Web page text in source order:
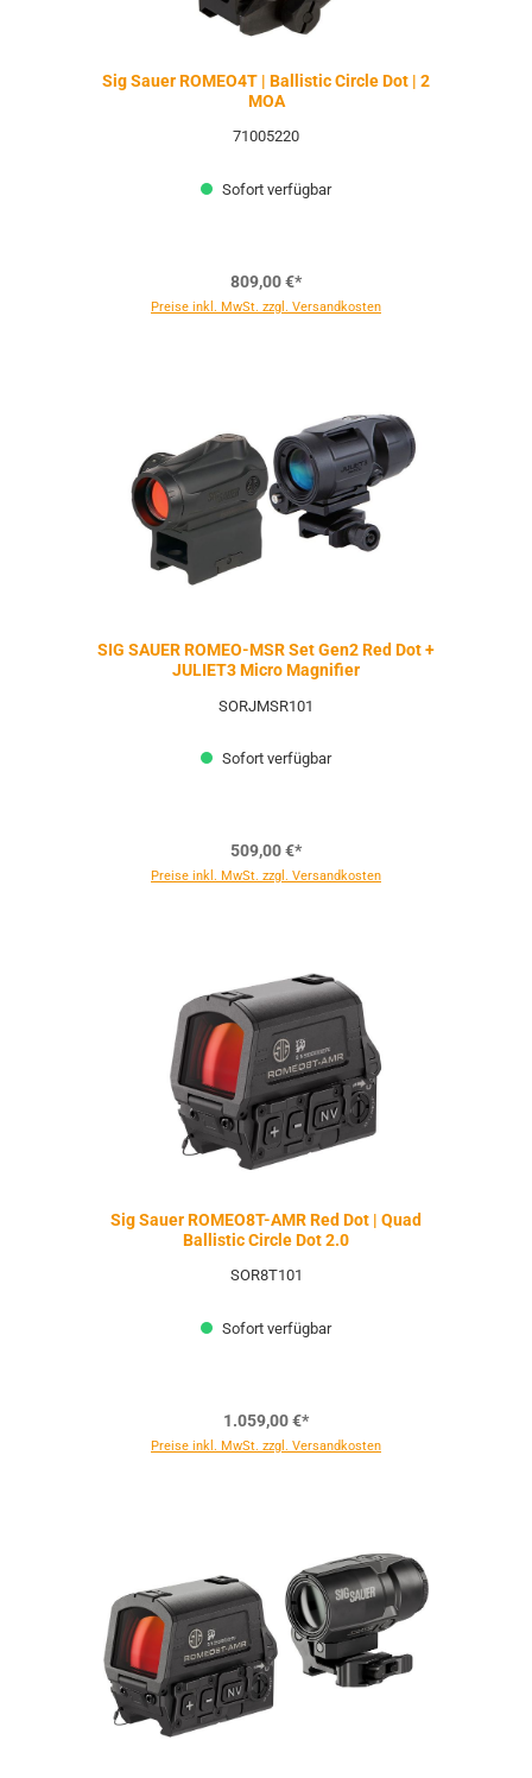
Sig Sauer ROMEO4T | Ballistic Circle Dot | 2
MOA
71005220
Sofort verfügbar
809,00 €*
Preise inkl. MwSt. zzgl. Versandkosten
SIG SAUER ROMEO-MSR Set Gen2 Red Dot +
JULIET3 Micro Magnifier
SORJMSR101
Sofort verfügbar
509,00 €*
Preise inkl. MwSt. zzgl. Versandkosten
Sig Sauer ROMEO8T-AMR Red Dot | Quad
Ballistic Circle Dot 2.0
SOR8T101
Sofort verfügbar
1.059,00 €*
Preise inkl. MwSt. zzgl. Versandkosten